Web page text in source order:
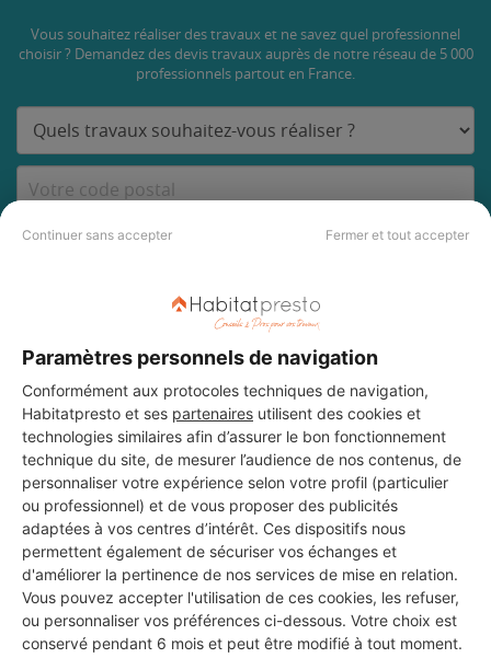
Continuer sans accepter Fermer et tout accepter
Paramètres personnels de navigation
Conformément aux protocoles techniques de navigation,
Habitatpresto et ses partenaires utilisent des cookies et
technologies similaires afin d’assurer le bon fonctionnement
technique du site, de mesurer l’audience de nos contenus, de
personnaliser votre expérience selon votre profil (particulier
ou professionnel) et de vous proposer des publicités
adaptées à vos centres d’intérêt. Ces dispositifs nous
permettent également de sécuriser vos échanges et
d'améliorer la pertinence de nos services de mise en relation.
Vous pouvez accepter l'utilisation de ces cookies, les refuser,
ou personnaliser vos préférences ci-dessous. Votre choix est
conservé pendant 6 mois et peut être modifié à tout moment.
Vous souhaitez réaliser des travaux et ne savez quel professionnel
choisir ? Demandez des devis travaux auprès de notre réseau de 5 000
professionnels partout en France.
DEMANDER UN DEVIS
Aucun autre professionnel disponible dans cette zone